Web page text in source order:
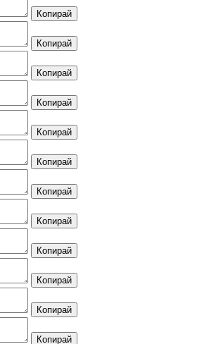
Копирай
Копирай
Копирай
Копирай
Копирай
Копирай
Копирай
Копирай
Копирай
Копирай
Копирай
Копирай